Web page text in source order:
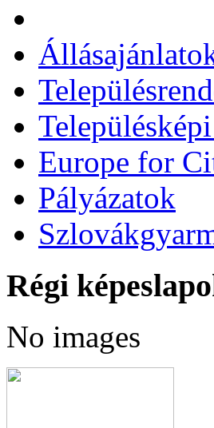
Europe for
Pályázatok
Régi
No images